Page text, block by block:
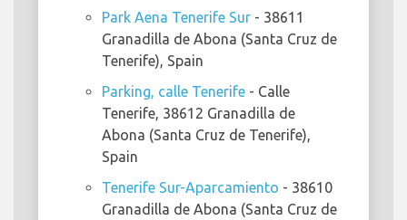
Park Aena Tenerife Sur - 38611
Granadilla de Abona (Santa Cruz de
Tenerife), Spain
Parking, calle Tenerife - Calle
Tenerife, 38612 Granadilla de
Abona (Santa Cruz de Tenerife),
Spain
Tenerife Sur-Aparcamiento - 38610
Granadilla de Abona (Santa Cruz de